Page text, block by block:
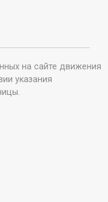
на сайте движения
указания